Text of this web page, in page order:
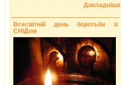
Докладніше
Всесвітній день боротьби зі
СНІДом